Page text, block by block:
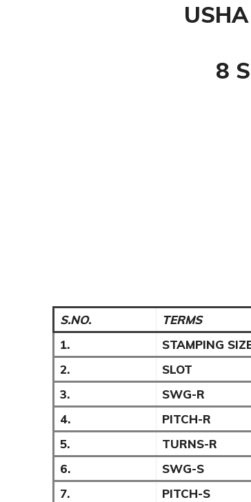
8
S.NO. TERMS
1.
STAMPING
2.
SLOT
3.
SWG-R
4.
PITCH-R
5.
TURNS-R
6.
SWG-S
7.
PITCH-S